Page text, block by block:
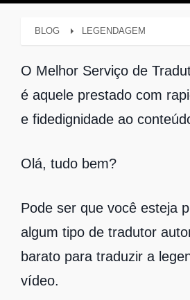
BLOG LEGENDAGEM
O Melhor Serviço de
é aquele prestado com
e fidedignidade ao
Olá, tudo bem?
Pode ser que você esteja
algum tipo de tradutor
barato para traduzir a
vídeo.